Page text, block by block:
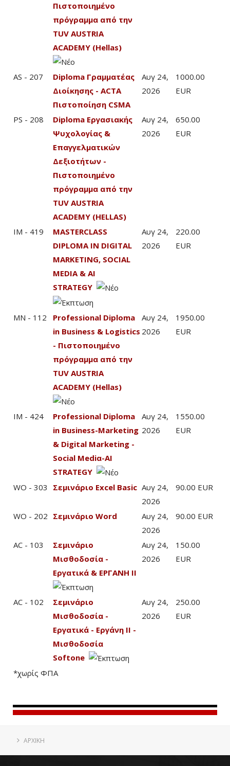
Πιστοποιημένο
πρόγραμμα από την
TUV AUSTRIA
ACADEMY (Hellas)
AS - 207
Diploma Γραμματέας
Διοίκησης - ACTA
Πιστοποίηση CSMA
Αυγ 24,
2026
1000.00
EUR
PS - 208
Diploma Εργασιακής
Ψυχολογίας &
Επαγγελματικών
Δεξιοτήτων -
Πιστοποιημένο
πρόγραμμα από την
TUV AUSTRIA
ACADEMY (HELLAS)
Αυγ 24,
2026
650.00
EUR
IM - 419
MASTERCLASS
DIPLOMA IN DIGITAL
MARKETING, SOCIAL
MEDIA & AI
STRATEGY
Αυγ 24,
2026
220.00
EUR
MN - 112
Professional Diploma
in Business & Logistics
- Πιστοποιημένο
πρόγραμμα από την
TUV AUSTRIA
ACADEMY (Hellas)
Αυγ 24,
2026
1950.00
EUR
IM - 424
Professional Diploma
in Business-Marketing
& Digital Marketing -
Social Mediα-AI
STRATEGY
Αυγ 24,
2026
1550.00
EUR
WO - 303 Σεμινάριο Excel Basic Αυγ 24,
2026
90.00 EUR
WO - 202 Σεμινάριο Word
Αυγ 24,
2026
90.00 EUR
AC - 103
Σεμινάριο
Μισθοδοσία -
Εργατικά & ΕΡΓΑΝΗ ΙΙ
Αυγ 24,
2026
150.00
EUR
AC - 102
Σεμινάριο
Μισθοδοσία -
Εργατικά - Εργάνη ΙΙ -
Μισθοδοσία
Softone
Αυγ 24,
2026
250.00
EUR
*χωρίς ΦΠΑ
ΑΡΧΙΚΗ